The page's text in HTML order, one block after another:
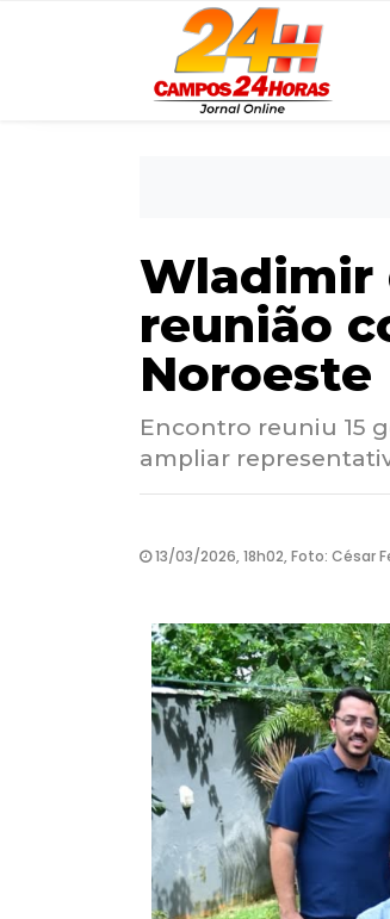
Wladimir
reunião
Noroeste
Encontro reuniu 15
ampliar
13/03/2026, 18h02, Foto: César